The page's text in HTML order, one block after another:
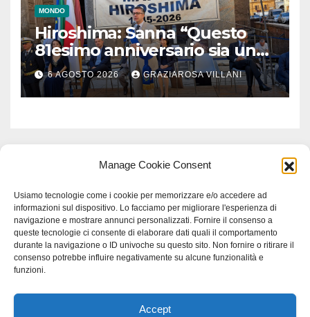
Manage Cookie Consent
Usiamo tecnologie come i cookie per memorizzare e/o accedere ad
informazioni sul dispositivo. Lo facciamo per migliorare l'esperienza di
navigazione e mostrare annunci personalizzati. Fornire il consenso a
queste tecnologie ci consente di elaborare dati quali il comportamento
durante la navigazione o ID univoche su questo sito. Non fornire o ritirare il
consenso potrebbe influire negativamente su alcune funzionalità e
funzioni.
Accept
MONDO
Hiroshima: Sanna “Questo
81esimo anniversario sia un
monito per tutti”
6 AGOSTO 2026 GRAZIAROSA VILLANI
Proudly powered by WordPress|Tema: Newspaperex di